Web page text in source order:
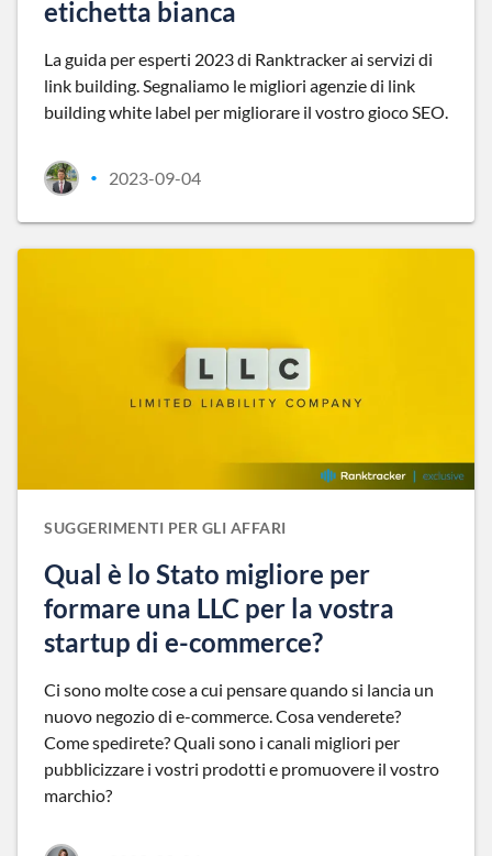
etichetta bianca
La guida per esperti 2023 di Ranktracker ai servizi di
link building. Segnaliamo le migliori agenzie di link
building white label per migliorare il vostro gioco SEO.
• 2023-09-04
SUGGERIMENTI PER GLI AFFARI
Qual è lo Stato migliore per
formare una LLC per la vostra
startup di e-commerce?
Ci sono molte cose a cui pensare quando si lancia un
nuovo negozio di e-commerce. Cosa venderete?
Come spedirete? Quali sono i canali migliori per
pubblicizzare i vostri prodotti e promuovere il vostro
marchio?